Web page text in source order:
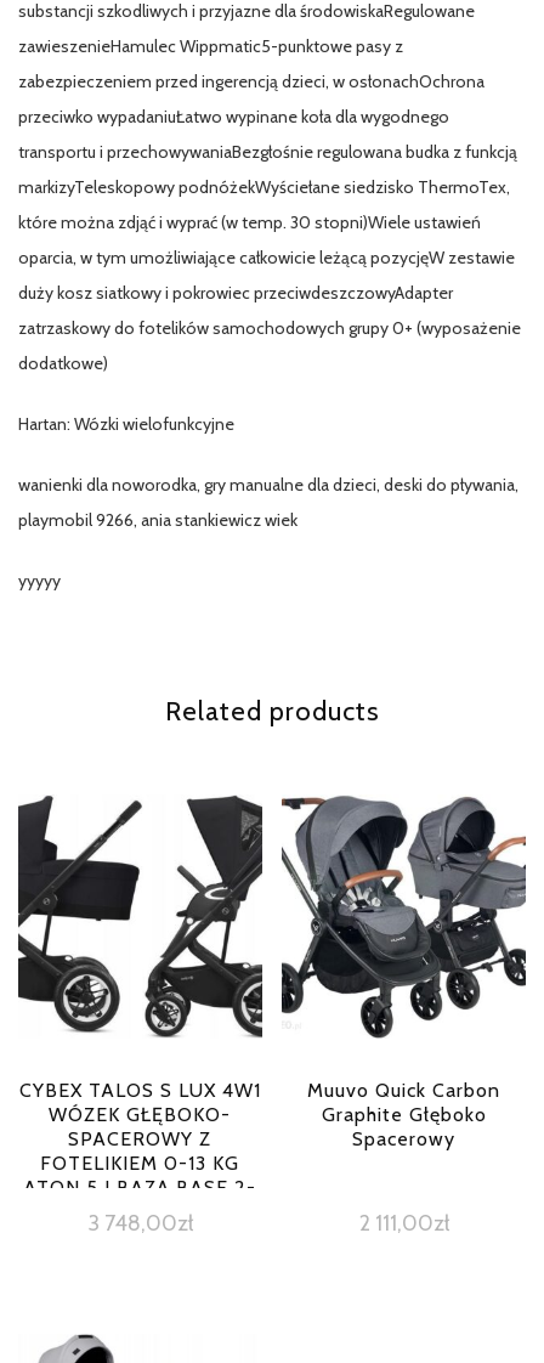
substancji szkodliwych i przyjazne dla środowiskaRegulowane
zawieszenieHamulec Wippmatic5-punktowe pasy z
zabezpieczeniem przed ingerencją dzieci, w osłonachOchrona
przeciwko wypadaniuŁatwo wypinane koła dla wygodnego
transportu i przechowywaniaBezgłośnie regulowana budka z funkcją
markizyTeleskopowy podnóżekWyściełane siedzisko ThermoTex,
które można zdjąć i wyprać (w temp. 30 stopni)Wiele ustawień
oparcia, w tym umożliwiające całkowicie leżącą pozycjęW zestawie
duży kosz siatkowy i pokrowiec przeciwdeszczowyAdapter
zatrzaskowy do fotelików samochodowych grupy 0+ (wyposażenie
dodatkowe)
Hartan: Wózki wielofunkcyjne
wanienki dla noworodka, gry manualne dla dzieci, deski do pływania,
playmobil 9266, ania stankiewicz wiek
yyyyy
Related products
CYBEX TALOS S LUX 4W1
WÓZEK GŁĘBOKO-
SPACEROWY Z
FOTELIKIEM 0-13 KG
ATON 5 I BAZĄ BASE 2-
FIX ALL TERRAIN BLK
DEEP BLACK
3 748,00zł
Muuvo Quick Carbon
Graphite Głęboko
Spacerowy
2 111,00zł